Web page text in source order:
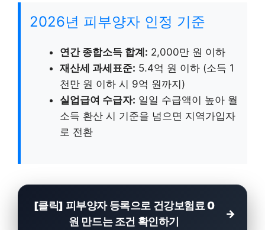
2026년 피부양자 인정 기준
연간 종합소득 합계: 2,000만 원 이하
재산세 과세표준: 5.4억 원 이하 (소득 1
천만 원 이하 시 9억 원까지)
실업급여 수급자: 일일 수급액이 높아 월
소득 환산 시 기준을 넘으면 지역가입자
로 전환
[클릭] 피부양자 등록으로 건강보험료 0
원 만드는 조건 확인하기